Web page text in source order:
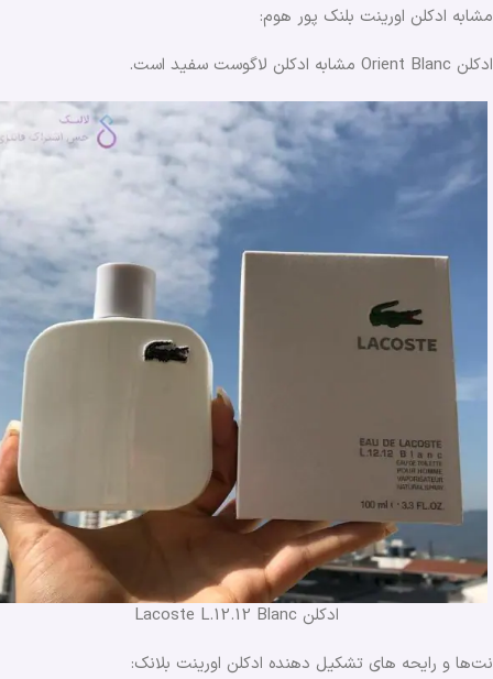
مشابه ادکلن اورینت بلنک پور هوم:
ادکلن Orient Blanc مشابه ادکلن لاگوست سفید است.
ادکلن Lacoste L.12.12 Blanc
نت‌ها و رایحه های تشکیل دهنده ادکلن اورینت بلانک: